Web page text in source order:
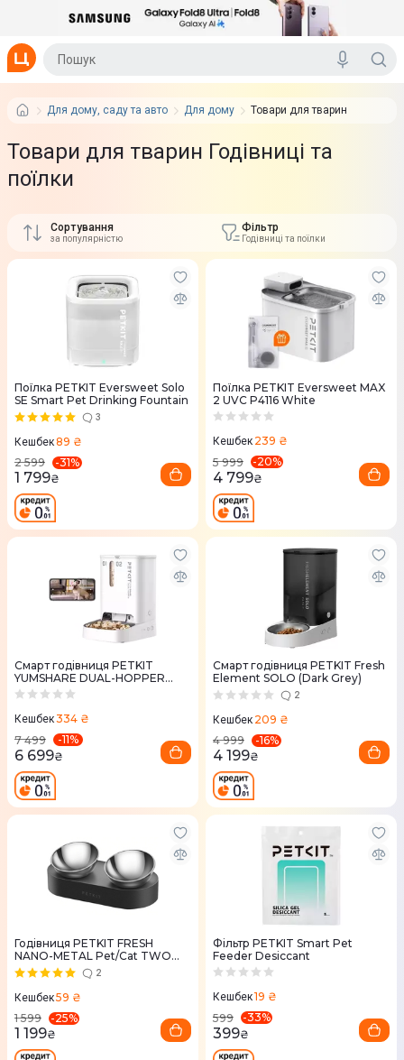
Для дому, саду та авто Для дому Товари для тварин
Товари для тварин Годівниці та
поїлки
Сортування
за популярністю
Фільтр
Годівниці та поїлки
Поїлка PETKIT Eversweet Solo
SE Smart Pet Drinking Fountain
3
Кешбек89 ₴
2 599
-31%
1 799₴
Поїлка PETKIT Eversweet MAX
2 UVC P4116 White
Кешбек 239 ₴
5 999
-20%
4 799₴
Смарт годівниця PETKIT
YUMSHARE DUAL-HOPPER
with Camera
Кешбек334 ₴
7 499
-11%
6 699₴
Смарт годівниця PETKIT Fresh
Element SOLO (Dark Grey)
2
Кешбек 209 ₴
4 999
-16%
4 199₴
Годівниця PETKIT FRESH
NANO-METAL Pet/Cat TWO
Bowl Stand
2
Кешбек59 ₴
1 599
-25%
1 199₴
Фільтр PETKIT Smart Pet
Feeder Desiccant
Кешбек19 ₴
599
-33%
399₴